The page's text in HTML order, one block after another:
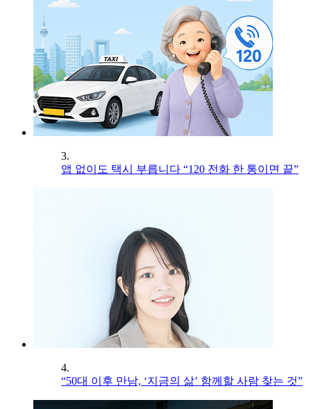
3.
앱 없이도 택시 부릅니다 “120 전화 한 통이면 끝”
4.
“50대 이후 만남, ‘지금의 삶’ 함께할 사람 찾는 것”